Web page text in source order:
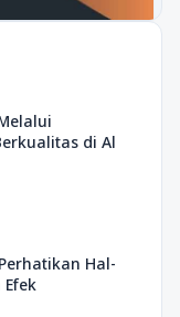
di Al
Hal-